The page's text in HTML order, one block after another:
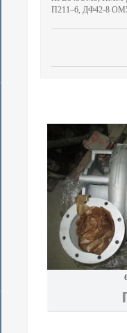
П211–6, ДФ42-8